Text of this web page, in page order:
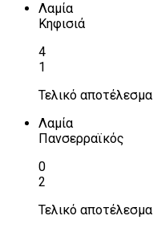
Λαμία
Κηφισιά
4
1
Τελικό αποτέλεσμα
Λαμία
Πανσερραϊκός
0
2
Τελικό αποτέλεσμα